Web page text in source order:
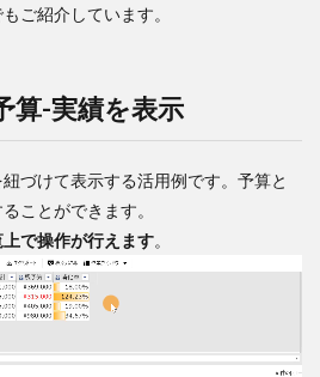
ご紹介しています。
算-実績を表示
づけて表示する活用例です。予算と
ことができます。
で操作が行えます。